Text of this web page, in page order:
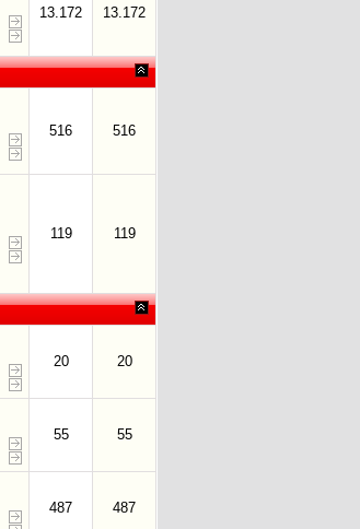
13.172 13.172
516 516
119 119
20 20
55 55
487 487